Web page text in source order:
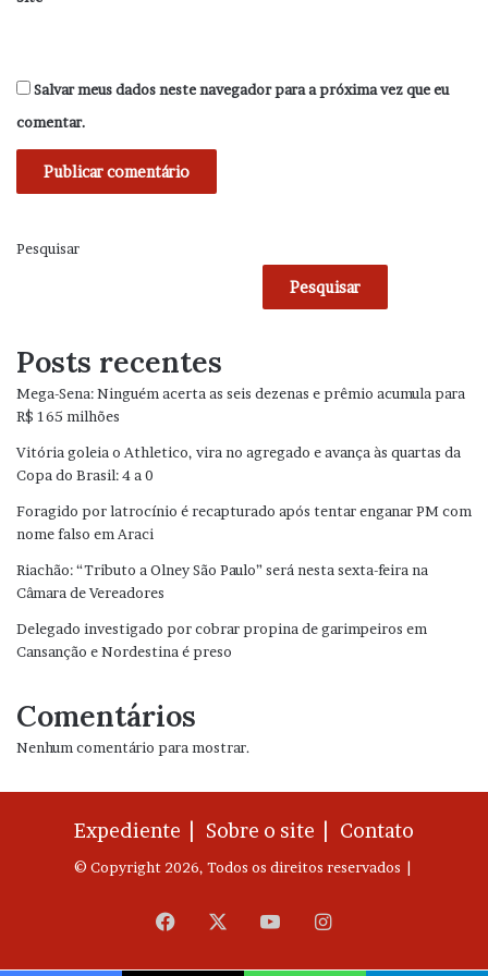
Salvar meus dados neste navegador para a próxima vez que eu
comentar.
Pesquisar
Pesquisar
Posts recentes
Mega-Sena: Ninguém acerta as seis dezenas e prêmio acumula para
R$ 165 milhões
Vitória goleia o Athletico, vira no agregado e avança às quartas da
Copa do Brasil: 4 a 0
Foragido por latrocínio é recapturado após tentar enganar PM com
nome falso em Araci
Riachão: “Tributo a Olney São Paulo” será nesta sexta-feira na
Câmara de Vereadores
Delegado investigado por cobrar propina de garimpeiros em
Cansanção e Nordestina é preso
Comentários
Nenhum comentário para mostrar.
Expediente | Sobre o site | Contato
© Copyright 2026, Todos os direitos reservados |
Facebook YouTubeInstagram